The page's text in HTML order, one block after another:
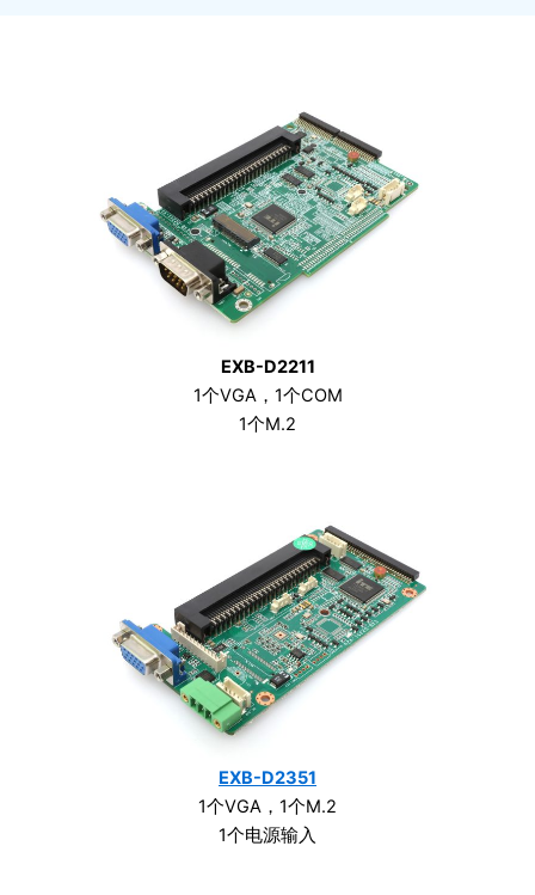
EXB-D2211
1个VGA，1个COM
1个M.2
EXB-D2351
1个VGA，1个M.2
1个电源输入